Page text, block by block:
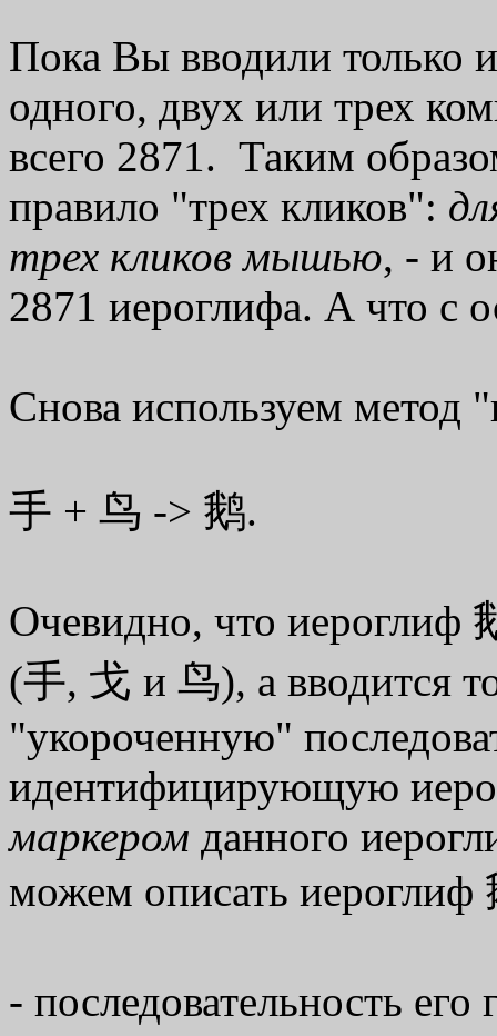
Пока Вы вводили только
одного, двух или трех
всего 2871. Таким
правило "трех кликов":
трех кликов мышью, - и
2871 иероглифа. А что с
Снова используем метод
手 + 鸟 -> 鹅.
Очевидно, что иероглиф
(手, 戈 и 鸟), а вводится
"укороченную"
идентифицирующую
маркером данного
можем описать иероглиф
- последовательность